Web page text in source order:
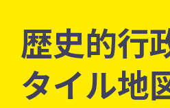
歴史的行
タイル地